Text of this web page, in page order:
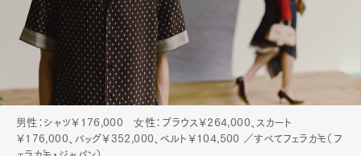
男性：シャツ￥176,000 女性：ブラウス￥264,000、スカート
￥176,000、バッグ￥352,000、ベルト￥104,500 ／すべてフェラガモ（フ